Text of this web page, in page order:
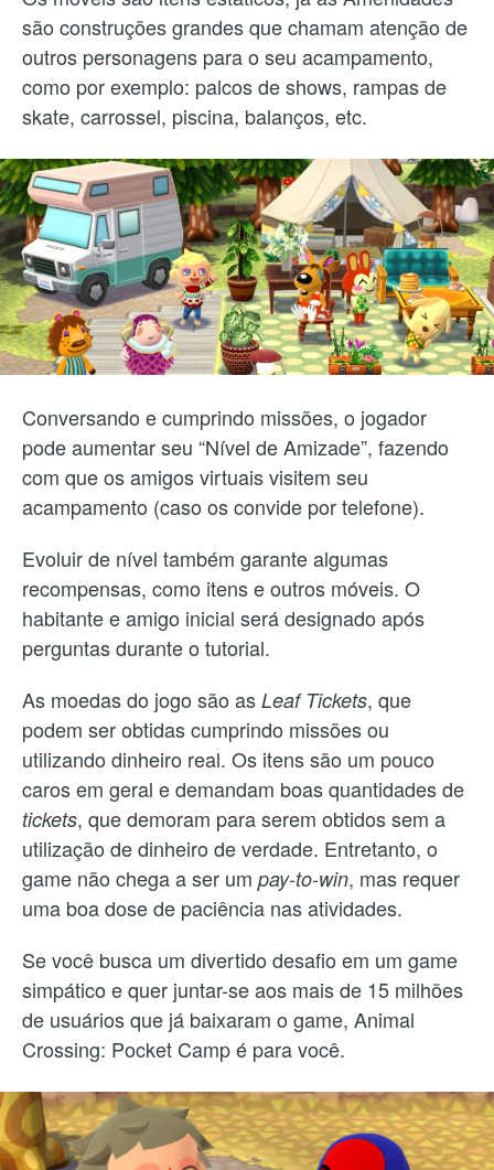
são construções grandes que chamam atenção de
outros personagens para o seu acampamento,
como por exemplo: palcos de shows, rampas de
skate, carrossel, piscina, balanços, etc.
Conversando e cumprindo missões, o jogador
pode aumentar seu “Nível de Amizade”, fazendo
com que os amigos virtuais visitem seu
acampamento (caso os convide por telefone).
Evoluir de nível também garante algumas
recompensas, como itens e outros móveis. O
habitante e amigo inicial será designado após
perguntas durante o tutorial.
As moedas do jogo são as Leaf Tickets, que
podem ser obtidas cumprindo missões ou
utilizando dinheiro real. Os itens são um pouco
caros em geral e demandam boas quantidades de
tickets, que demoram para serem obtidos sem a
utilização de dinheiro de verdade. Entretanto, o
game não chega a ser um pay-to-win, mas requer
uma boa dose de paciência nas atividades.
Se você busca um divertido desafio em um game
simpático e quer juntar-se aos mais de 15 milhões
de usuários que já baixaram o game, Animal
Crossing: Pocket Camp é para você.